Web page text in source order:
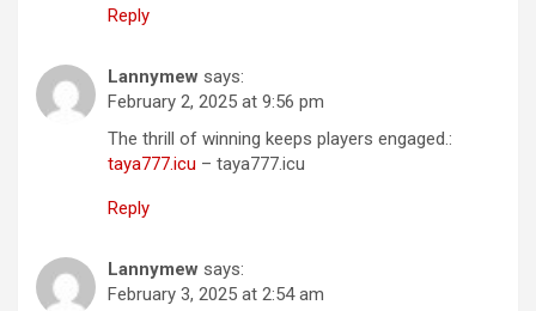
Reply
Lannymew says:
February 2, 2025 at 9:56 pm
The thrill of winning keeps players engaged.:
taya777.icu – taya777.icu
Reply
Lannymew says:
February 3, 2025 at 2:54 am